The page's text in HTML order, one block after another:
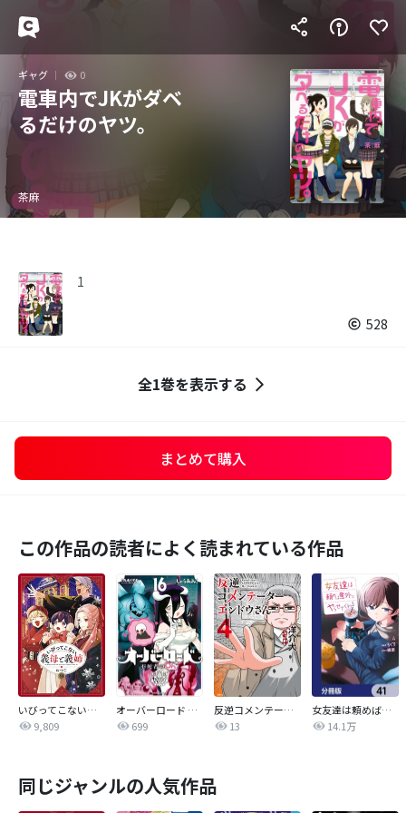
ギャグ 0
電車内でJKがダベ
るだけのヤツ。
茶麻
1
528
全1巻を表示する
まとめて購入
この作品の読者によく読まれている作品
いびってこない義母と義姉
9,809
オーバーロード 不死者のOh!
699
反逆コメンテーターエンドウさん
13
女友達は頼めば意外とヤらせてくれる【分冊版】
14.1万
同じジャンルの人気作品